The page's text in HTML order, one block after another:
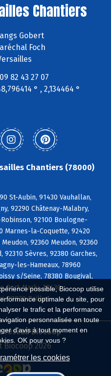
possible, Biocoop utilise
optimale du site, pour
le trafic et la performance
personnalisée en toute
d'avis à tout moment en
OK pour vous ?
les cookies
Chantiers
Gobert
Foch
09 82 43 27 07
° , 2,134464 °
Chantiers (78000)
St-Aubin, 91430 Vauhallan,
92290 Châtenay-Malabry,
92100 Boulogne-
Marnes-la-Coquette, 92420
92360 Meudon, 92360
Sèvres, 92380 Garches,
les-Hameaux, 78960
s/Seine, 78380 Bougival,
Port-Marly, 78430
78870 Bailly
réseau Biocoop
Biocoop 2026